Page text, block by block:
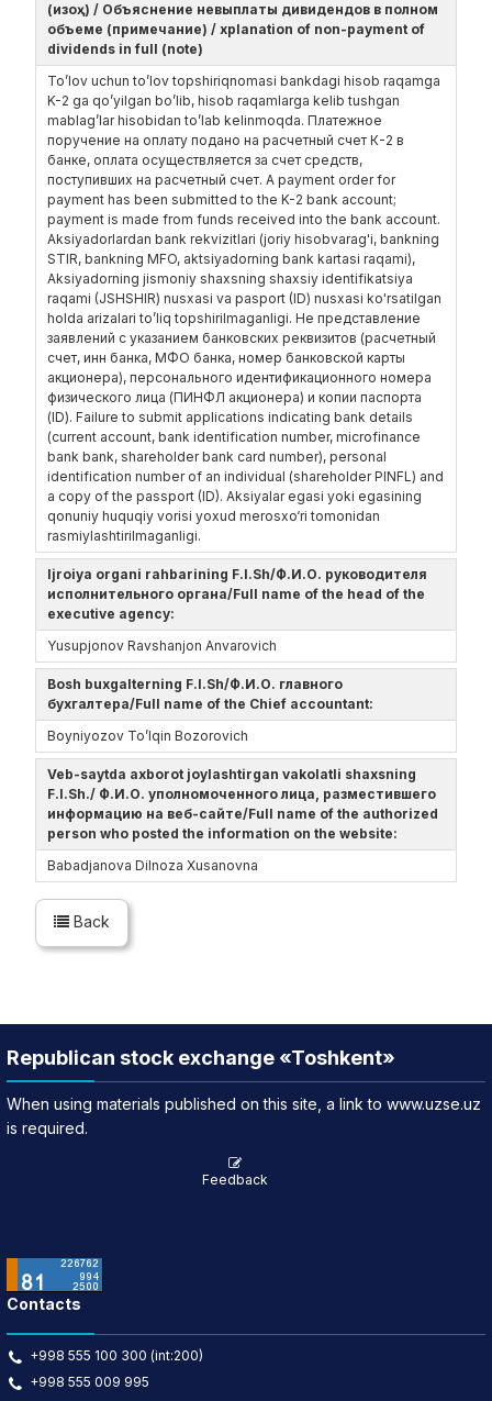
(изоҳ) / Объяснение невыплаты дивидендов в полном
объеме (примечание) / xplanation of non-payment of
dividends in full (note)
To’lov uchun to’lov topshiriqnomasi bankdagi hisob raqamga
K-2 ga qo’yilgan bo’lib, hisob raqamlarga kelib tushgan
mablag’lar hisobidan to’lab kelinmoqda. Платежное
поручение на оплату подано на расчетный счет К-2 в
банке, оплата осуществляется за счет средств,
поступивших на расчетный счет. A payment order for
payment has been submitted to the K-2 bank account;
payment is made from funds received into the bank account.
Aksiyadorlardan bank rekvizitlari (joriy hisobvarag'i, bankning
STIR, bankning MFO, aktsiyadorning bank kartasi raqami),
Aksiyadorning jismoniy shaxsning shaxsiy identifikatsiya
raqami (JSHSHIR) nusxasi va pasport (ID) nusxasi ko'rsatilgan
holda arizalari to’liq topshirilmaganligi. Не представление
заявлений с указанием банковских реквизитов (расчетный
счет, инн банка, МФО банка, номер банковской карты
акционера), персонального идентификационного номера
физического лица (ПИНФЛ акционера) и копии паспорта
(ID). Failure to submit applications indicating bank details
(current account, bank identification number, microfinance
bank bank, shareholder bank card number), personal
identification number of an individual (shareholder PINFL) and
a copy of the passport (ID). Aksiyalar egasi yoki egasining
qonuniy huquqiy vorisi yoxud merosxo‘ri tomonidan
rasmiylashtirilmaganligi.
Ijroiya organi rahbarining F.I.Sh/Ф.И.О. руководителя
исполнительного органа/Full name of the head of the
executive agency:
Yusupjonov Ravshanjon Anvarovich
Bosh buxgalterning F.I.Sh/Ф.И.О. главного
бухгалтера/Full name of the Chief accountant:
Boyniyozov To’lqin Bozorovich
Veb-saytda axborot joylashtirgan vakolatli shaxsning
F.I.Sh./ Ф.И.О. уполномоченного лица, разместившего
информацию на веб-сайте/Full name of the authorized
person who posted the information on the website:
Babadjanova Dilnoza Xusanovna
Back
Republican stock exchange «Toshkent»
When using materials published on this site, a link to www.uzse.uz
is required.
Feedback
Contacts
+998 555 100 300 (int:200)
+998 555 009 995